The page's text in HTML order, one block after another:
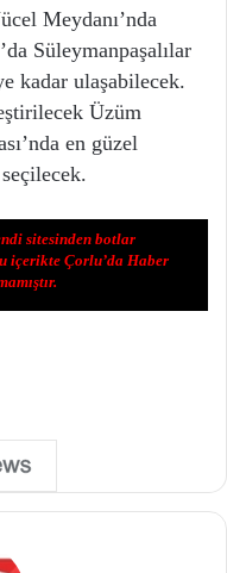
Meydanı’nda
Süleymanpaşalılar
kadar ulaşabilecek.
Üzüm
en güzel
sitesinden botlar
içerikte Çorlu’da Haber